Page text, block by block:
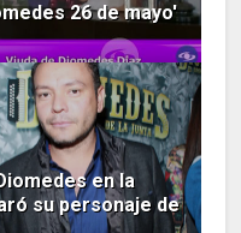
26 de mayo'
en la
su personaje de